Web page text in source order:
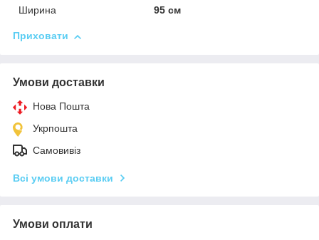
Ширина
95 см
Приховати
Умови доставки
Нова Пошта
Укрпошта
Самовивіз
Всі умови доставки
Умови оплати